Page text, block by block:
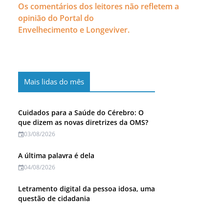
Os comentários dos leitores não refletem a
opinião do Portal do
Envelhecimento e Longeviver.
Mais lidas do mês
Cuidados para a Saúde do Cérebro: O
que dizem as novas diretrizes da OMS?
03/08/2026
A última palavra é dela
04/08/2026
Letramento digital da pessoa idosa, uma
questão de cidadania